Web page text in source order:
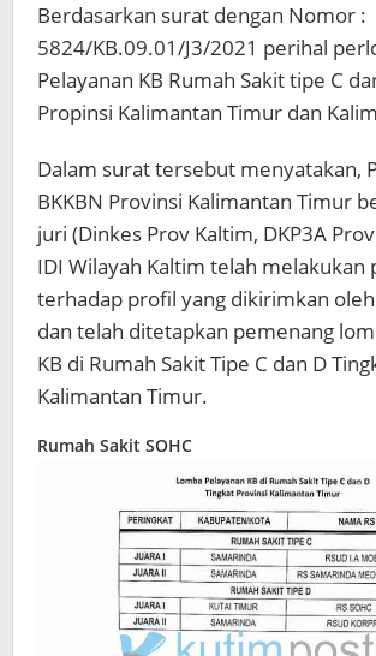
Berdasarkan surat dengan Nomor :
5824/KB.09.01/J3/2021 perihal
Pelayanan KB Rumah Sakit tipe C
Propinsi Kalimantan Timur dan
Dalam surat tersebut menyatakan,
BKKBN Provinsi Kalimantan Timur
juri (Dinkes Prov Kaltim, DKP3A
IDI Wilayah Kaltim telah melakukan
terhadap profil yang dikirimkan
dan telah ditetapkan pemenang
KB di Rumah Sakit Tipe C dan D
Kalimantan Timur.
Rumah Sakit SOHC